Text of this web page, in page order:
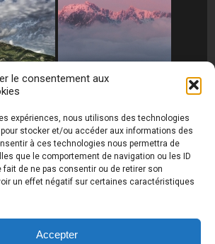
le consentement aux
expériences, nous utilisons des technologies
stocker et/ou accéder aux informations des
à ces technologies nous permettra de
que le comportement de navigation ou les ID
de ne pas consentir ou de retirer son
un effet négatif sur certaines caractéristiques
Accepter
©
Toutes les photos de ce site sont